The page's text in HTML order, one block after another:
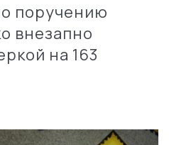
поручению
внезапно
на 163